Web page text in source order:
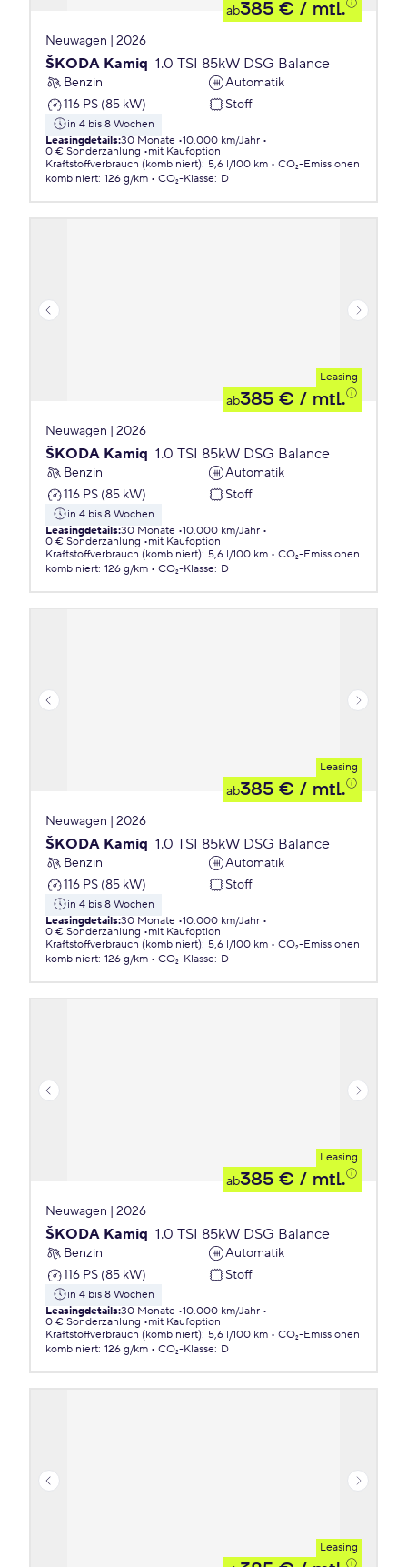
ab385 € / mtl.
Neuwagen | 2026
ŠKODA Kamiq 1.0 TSI 85kW DSG Balance
Benzin
Automatik
116 PS (85 kW)
Stoff
in 4 bis 8 Wochen
Leasingdetails:30 Monate 10.000 km/Jahr
0 € Sonderzahlung
mit Kaufoption
Kraftstoffverbrauch (kombiniert): 5,6 l/100 km
CO₂-Emissionen
kombiniert: 126 g/km CO₂-Klasse: D
Leasing
ab385 € / mtl.
Neuwagen | 2026
ŠKODA Kamiq 1.0 TSI 85kW DSG Balance
Benzin
Automatik
116 PS (85 kW)
Stoff
in 4 bis 8 Wochen
Leasingdetails:30 Monate 10.000 km/Jahr
0 € Sonderzahlung
mit Kaufoption
Kraftstoffverbrauch (kombiniert): 5,6 l/100 km
CO₂-Emissionen
kombiniert: 126 g/km CO₂-Klasse: D
Leasing
ab385 € / mtl.
Neuwagen | 2026
ŠKODA Kamiq 1.0 TSI 85kW DSG Balance
Benzin
Automatik
116 PS (85 kW)
Stoff
in 4 bis 8 Wochen
Leasingdetails:30 Monate 10.000 km/Jahr
0 € Sonderzahlung
mit Kaufoption
Kraftstoffverbrauch (kombiniert): 5,6 l/100 km
CO₂-Emissionen
kombiniert: 126 g/km CO₂-Klasse: D
Leasing
ab385 € / mtl.
Neuwagen | 2026
ŠKODA Kamiq 1.0 TSI 85kW DSG Balance
Benzin
Automatik
116 PS (85 kW)
Stoff
in 4 bis 8 Wochen
Leasingdetails:30 Monate 10.000 km/Jahr
0 € Sonderzahlung
mit Kaufoption
Kraftstoffverbrauch (kombiniert): 5,6 l/100 km
CO₂-Emissionen
kombiniert: 126 g/km CO₂-Klasse: D
Leasing